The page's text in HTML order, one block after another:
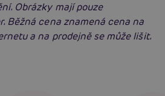
Obrázky mají pouze
Běžná cena znamená cena na
a na prodejně se může lišit.
vzrušující předehra
Příručka Sexiomů